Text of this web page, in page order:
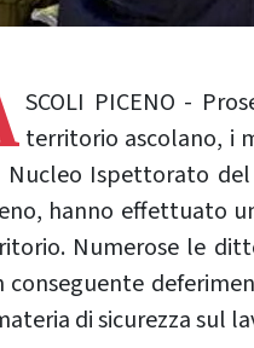
SCOLI PICENO -
territorio ascolano, i
Nucleo Ispettorato
hanno effettuato
Numerose le
conseguente
di sicurezza sul